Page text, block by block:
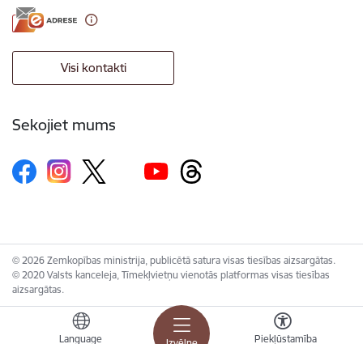
Language Piekļūstamība
Visi kontakti
Sekojiet mums
© 2026 Zemkopības ministrija, publicētā satura visas tiesības aizsargātas.
© 2020 Valsts kanceleja, Tīmekļvietņu vienotās platformas visas tiesības
aizsargātas.